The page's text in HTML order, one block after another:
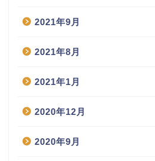
2021年9月
2021年8月
2021年1月
2020年12月
2020年9月